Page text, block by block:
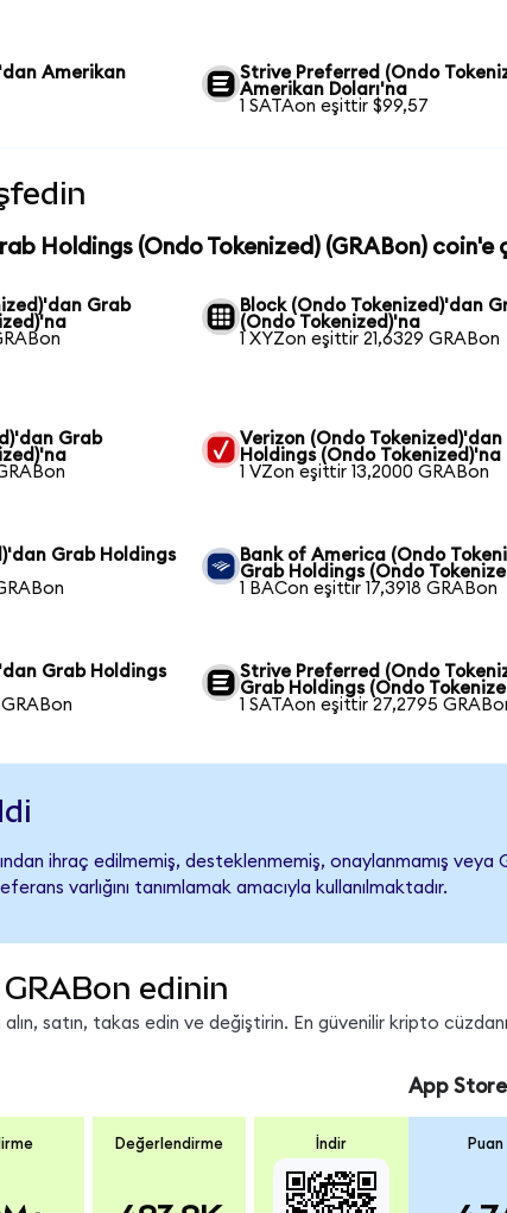
Amerikan
Strive Preferred (Ondo
Amerikan Doları'na
1 SATAon eşittir $99,57
Holdings (Ondo Tokenized) (GRABon) coin'e
Grab
Block (Ondo Tokenized)'dan
(Ondo Tokenized)'na
1 XYZon eşittir 21,6329 GRABon
Grab
Verizon (Ondo Tokenized)'dan
Holdings (Ondo Tokenized)'na
1 VZon eşittir 13,2000 GRABon
Grab Holdings
Bank of America (Ondo
Grab Holdings (Ondo
1 BACon eşittir 17,3918 GRABon
Grab Holdings
Strive Preferred (Ondo
Grab Holdings (Ondo
1 SATAon eşittir 27,2795
ihraç edilmemiş, desteklenmemiş, onaylanmamış
varlığını tanımlamak amacıyla kullanılmaktadır.
edinin
satın, takas edin ve değiştirin. En güvenilir kripto
Değerlendirme İndir
App Store
Puan